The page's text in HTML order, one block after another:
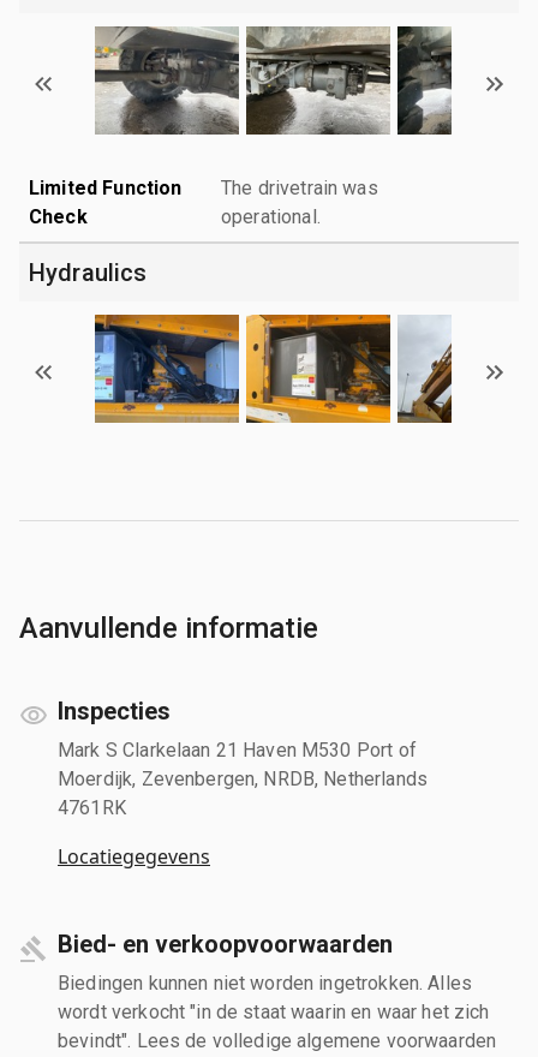
Limited Function
Check
The drivetrain was
operational.
Hydraulics
Aanvullende informatie
Inspecties
Mark S Clarkelaan 21 Haven M530 Port of
Moerdijk, Zevenbergen, NRDB, Netherlands
4761RK
Locatiegegevens
Bied- en verkoopvoorwaarden
Biedingen kunnen niet worden ingetrokken. Alles
wordt verkocht "in de staat waarin en waar het zich
bevindt". Lees de volledige algemene voorwaarden